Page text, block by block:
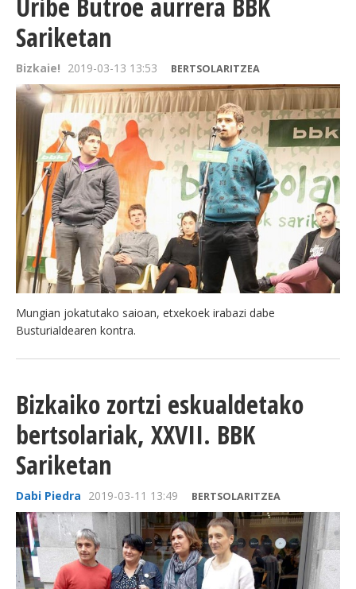
Sariketan
Bizkaie! 2019-03-13 13:53 BERTSOLARITZEA
Mungian jokatutako saioan, etxekoek irabazi dabe
Busturialdearen kontra.
Bizkaiko zortzi eskualdetako
bertsolariak, XXVII. BBK
Sariketan
Dabi Piedra 2019-03-11 13:49 BERTSOLARITZEA